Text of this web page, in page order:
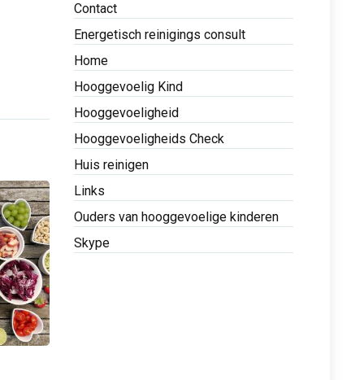
Contact
Energetisch reinigings consult
Home
Hooggevoelig Kind
Hooggevoeligheid
Hooggevoeligheids Check
Huis reinigen
Links
Ouders van hooggevoelige kinderen
Skype